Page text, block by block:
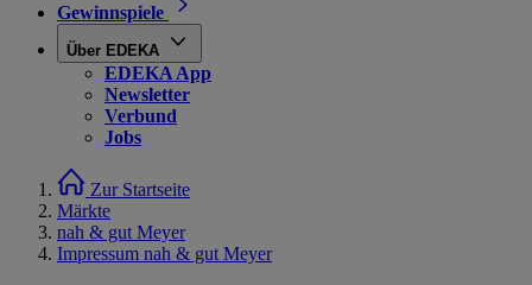
Gewinnspiele
Über EDEKA
EDEKA App
Newsletter
Verbund
Jobs
Zur Startseite
Märkte
nah & gut Meyer
Impressum nah & gut Meyer